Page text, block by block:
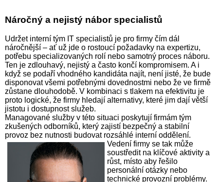
Náročný a nejistý nábor specialistů
Udržet interní tým IT specialistů je pro firmy čím dál
náročnější – ať už jde o rostoucí požadavky na expertizu,
potřebu specializovaných rolí nebo samotný proces náboru.
Ten je zdlouhavý, nejistý a často končí kompromisem. A i
když se podaří vhodného kandidáta najít, není jisté, že bude
disponovat všemi potřebnými dovednostmi nebo že ve firmě
zůstane dlouhodobě. V kombinaci s tlakem na efektivitu je
proto logické, že firmy hledají alternativy, které jim dají větší
jistotu i dostupnost služeb.
Managované služby v této situaci poskytují firmám tým
zkušených odborníků, který zajistí bezpečný a stabilní
provoz bez nutnosti budovat rozsáhlé interní oddělení.
Vedení firmy se tak může
soustředit na klíčové aktivity a
růst, místo aby řešilo
personální otázky nebo
technické provozní problémy.